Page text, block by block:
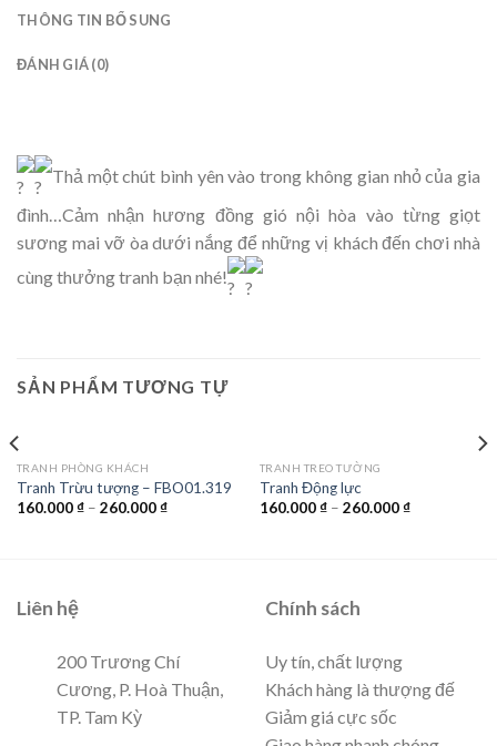
THÔNG TIN BỔ SUNG
ĐÁNH GIÁ (0)
Thả một chút bình yên vào trong không gian nhỏ của gia
đình…Cảm nhận hương đồng gió nội hòa vào từng giọt
sương mai vỡ òa dưới nắng để những vị khách đến chơi nhà
cùng thưởng tranh bạn nhé!
SẢN PHẨM TƯƠNG TỰ
TRANH PHÒNG KHÁCH
Tranh Trừu tượng – FBO01.319
160.000₫– 260.000₫
TRANH TREO TƯỜNG
Tranh Động lực
160.000₫– 260.000₫
Liên hệ
200 Trương Chí
Cương, P. Hoà Thuận,
TP. Tam Kỳ
Chính sách
Uy tín, chất lượng
Khách hàng là thượng đế
Giảm giá cực sốc